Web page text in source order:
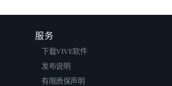
服务
下载VIVE软件
发布说明
有限质保声明